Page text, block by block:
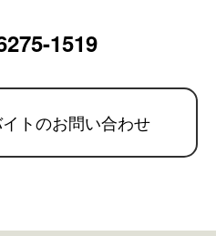
1519
トのお問い合わせ